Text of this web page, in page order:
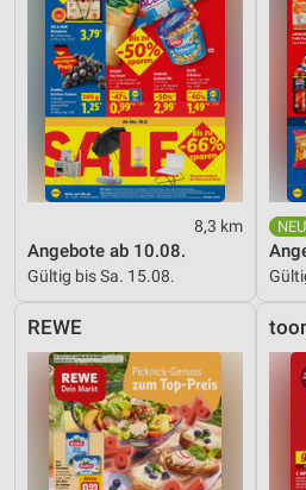
8,3 km
Angebote ab 10.08.
Gültig bis Sa. 15.08.
REWE
Erstellung von Profilen zur
von Inhalten
Verwendung von Profilen zur
personalisierter Inhalte
Messung der Werbeleistung
Messung der Performance von
Analyse von Zielgruppen durch
Quellen
Entwicklung und Verbesserung
Verwendung reduzierter Daten zur
Inhalten
IAB-Besonderheiten: